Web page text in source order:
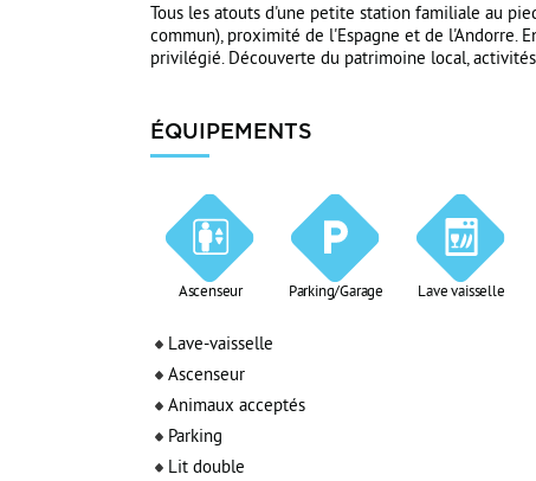
Tous les atouts d'une petite station familiale au
commun), proximité de l'Espagne et de l'Andorre.
privilégié. Découverte du patrimoine local,
ÉQUIPEMENTS
Ascenseur Parking/Garage Lave vaisselle
Lave-vaisselle
Ascenseur
Animaux acceptés
Parking
Lit double